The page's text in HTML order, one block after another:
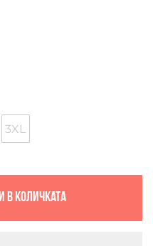
3XL
в количката